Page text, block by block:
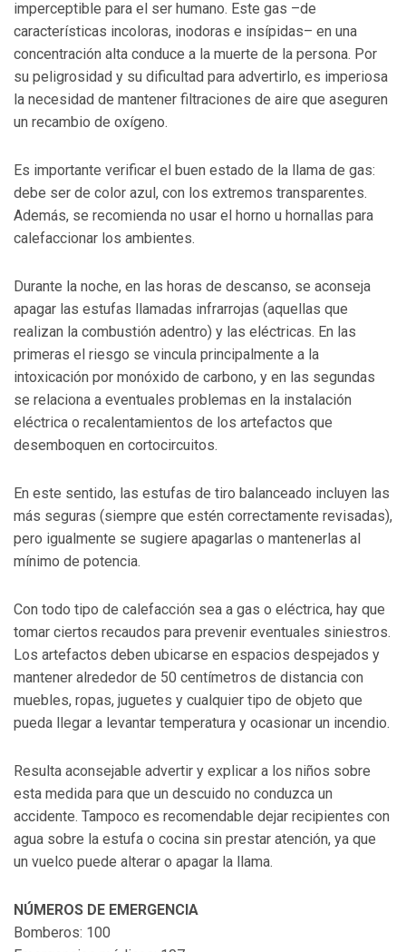
imperceptible para el ser humano. Este gas –de
características incoloras, inodoras e insípidas– en una
concentración alta conduce a la muerte de la persona. Por
su peligrosidad y su dificultad para advertirlo, es imperiosa
la necesidad de mantener filtraciones de aire que aseguren
un recambio de oxígeno.
Es importante verificar el buen estado de la llama de gas:
debe ser de color azul, con los extremos transparentes.
Además, se recomienda no usar el horno u hornallas para
calefaccionar los ambientes.
Durante la noche, en las horas de descanso, se aconseja
apagar las estufas llamadas infrarrojas (aquellas que
realizan la combustión adentro) y las eléctricas. En las
primeras el riesgo se vincula principalmente a la
intoxicación por monóxido de carbono, y en las segundas
se relaciona a eventuales problemas en la instalación
eléctrica o recalentamientos de los artefactos que
desemboquen en cortocircuitos.
En este sentido, las estufas de tiro balanceado incluyen las
más seguras (siempre que estén correctamente revisadas),
pero igualmente se sugiere apagarlas o mantenerlas al
mínimo de potencia.
Con todo tipo de calefacción sea a gas o eléctrica, hay que
tomar ciertos recaudos para prevenir eventuales siniestros.
Los artefactos deben ubicarse en espacios despejados y
mantener alrededor de 50 centímetros de distancia con
muebles, ropas, juguetes y cualquier tipo de objeto que
pueda llegar a levantar temperatura y ocasionar un incendio.
Resulta aconsejable advertir y explicar a los niños sobre
esta medida para que un descuido no conduzca un
accidente. Tampoco es recomendable dejar recipientes con
agua sobre la estufa o cocina sin prestar atención, ya que
un vuelco puede alterar o apagar la llama.
NÚMEROS DE EMERGENCIA
Bomberos: 100